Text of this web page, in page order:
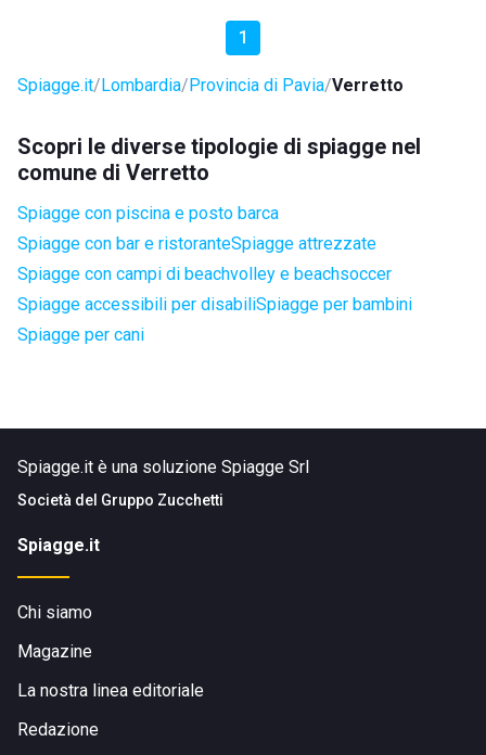
1
Spiagge.it Lombardia Provincia di Pavia Verretto
Scopri le diverse tipologie di spiagge nel
comune di Verretto
Spiagge con piscina e posto barca
Spiagge con bar e ristoranteSpiagge attrezzate
Spiagge con campi di beachvolley e beachsoccer
Spiagge accessibili per disabiliSpiagge per bambini
Spiagge per cani
Spiagge.it è una soluzione Spiagge Srl
Società del Gruppo Zucchetti
Spiagge.it
Chi siamo
Magazine
La nostra linea editoriale
Redazione